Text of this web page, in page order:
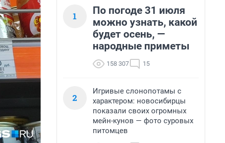
1
По погоде 31 июля
можно узнать, какой
будет осень, —
народные приметы
158 307 15
2
Игривые слонопотамы с
характером: новосибирцы
показали своих огромных
мейн-кунов — фото суровых
питомцев